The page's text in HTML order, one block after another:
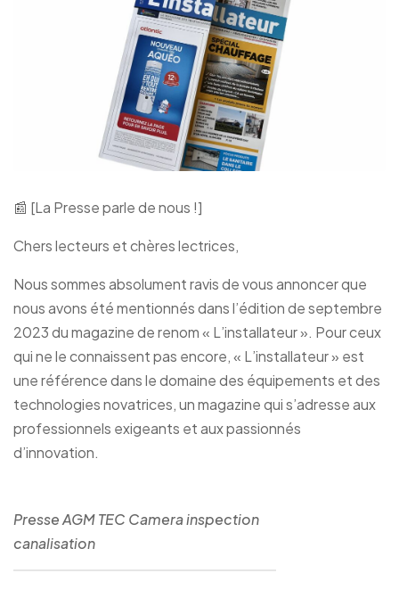
📰 [La Presse parle de nous !]
Chers lecteurs et chères lectrices,
Nous sommes absolument ravis de vous annoncer que
nous avons été mentionnés dans l’édition de septembre
2023 du magazine de renom « L’installateur ». Pour ceux
qui ne le connaissent pas encore, « L’installateur » est
une référence dans le domaine des équipements et des
technologies novatrices, un magazine qui s’adresse aux
professionnels exigeants et aux passionnés
d’innovation.
Presse AGM TEC Camera inspection
canalisation